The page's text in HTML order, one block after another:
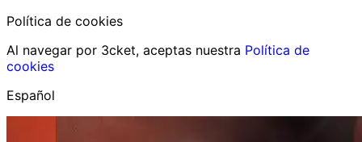
Política de cookies
Al navegar por 3cket, aceptas nuestra Política de
cookies
Español